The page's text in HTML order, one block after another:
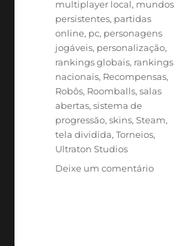
multiplayer local, mundos
persistentes, partidas
online, pc, personagens
jogáveis, personalização,
rankings globais, rankings
nacionais, Recompensas,
Robôs, Roomballs,salas
abertas,sistema de
progressão,skins,Steam,
tela dividida,Torneios,
Ultraton Studios
Deixe um comentárioem